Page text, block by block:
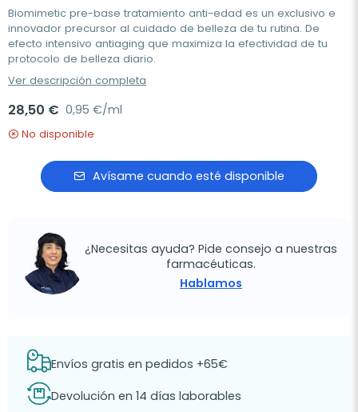
Biomimetic pre-base tratamiento anti-edad es un exclusivo e
innovador precursor al cuidado de belleza de tu rutina. De
efecto intensivo antiaging que maximiza la efectividad de tu
protocolo de belleza diario.
Ver descripción completa
28,50 € 0,95 €/ml
No disponible
Avísame cuando esté disponible
¿Necesitas ayuda? Pide consejo a nuestras
farmacéuticas.
Hablamos
Envíos gratis en pedidos +65€
Devolución en 14 días laborables